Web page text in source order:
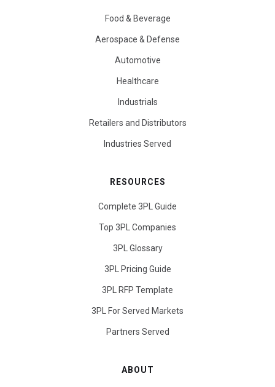
Food & Beverage
Aerospace & Defense
Automotive
Healthcare
Industrials
Retailers and Distributors
Industries Served
RESOURCES
Complete 3PL Guide
Top 3PL Companies
3PL Glossary
3PL Pricing Guide
3PL RFP Template
3PL For Served Markets
Partners Served
ABOUT